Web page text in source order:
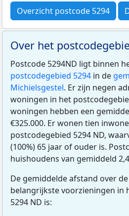
Overzicht postcode 5294
Over het
Postcode 5294ND ligt binnen
postcodegebied 5294 in de
Michielsgestel. Er zijn negen
woningen in het
woningen hebben een
€325.000. Er wonen tien
postcodegebied 5294 ND,
(100%) 65 jaar of ouder is.
huishoudens van gemiddeld
De gemiddelde afstand over
belangrijkste voorzieningen in
5294 ND is: